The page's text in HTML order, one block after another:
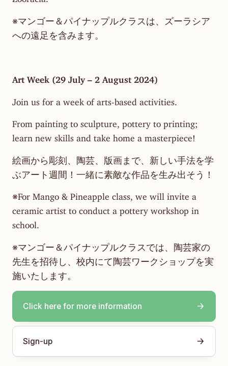
※マンゴー＆パイナップルクラスは、ズーラシア
への遠足を含みます。
Art Week (29 July – 2 August 2024)
Join us for a week of arts-based activities.
From painting to sculpture, pottery to printing;
learn new skills and take home a masterpiece!
絵画から彫刻、陶芸、版画まで、新しい手法を学
ぶアート週間！一緒に素敵な作品を生み出そう！
※For Mango & Pineapple class, we will invite a
ceramic artist to conduct a pottery workshop in
school.
※マンゴー＆パイナップルクラスでは、陶芸家の
先生を招待し、校内にて陶芸ワークショップを実
施いたします。
Click here for more information
Sign-up